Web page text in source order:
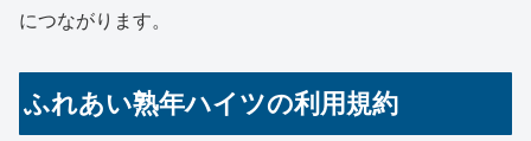
につながります。
ふれあい熟年ハイツの利用規約